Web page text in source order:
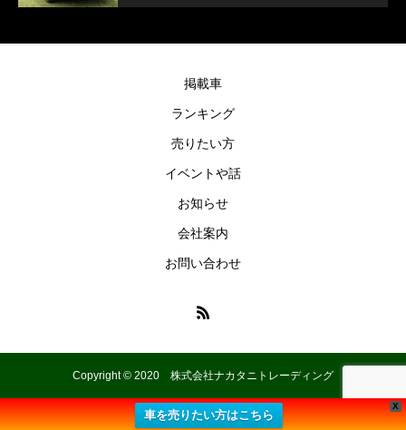
掲載車
ランキング
売りたい方
イベントや話
お知らせ
会社案内
お問い合わせ
Copyright © 2020 株式会社ナカタニトレーディング
X
車を売りたい方はこちら